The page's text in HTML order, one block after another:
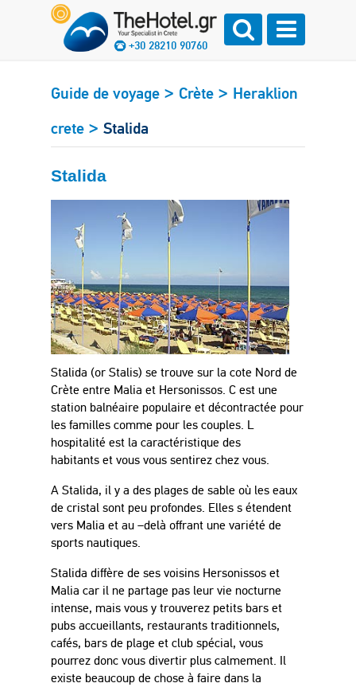
+30 28210 90760
Guide de voyage > Crète > Heraklion
crete > Stalida
Stalida
Stalida (or Stalis) se trouve sur la cote Nord de
Crète entre Malia et Hersonissos. C est une
station balnéaire populaire et décontractée pour
les familles comme pour les couples. L
hospitalité est la caractéristique des
habitants et vous vous sentirez chez vous.
A Stalida, il y a des plages de sable où les eaux
de cristal sont peu profondes. Elles s étendent
vers Malia et au –delà offrant une variété de
sports nautiques.
Stalida diffère de ses voisins Hersonissos et
Malia car il ne partage pas leur vie nocturne
intense, mais vous y trouverez petits bars et
pubs accueillants, restaurants traditionnels,
cafés, bars de plage et club spécial, vous
pourrez donc vous divertir plus calmement. Il
existe beaucoup de chose à faire dans la